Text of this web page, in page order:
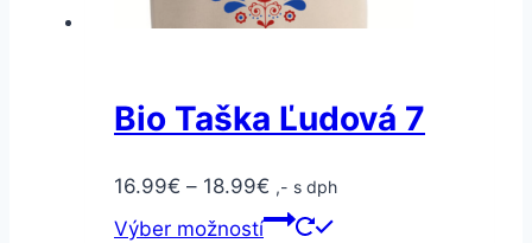
Bio Taška Ľudová 7
16.99€ – 18.99€ ,- s dph
Výber možností